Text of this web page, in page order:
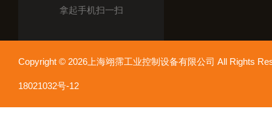
拿起手机扫一扫
Copyright © 2026上海翊霈工业控制设备有限公司 All Rights
18021032号-12